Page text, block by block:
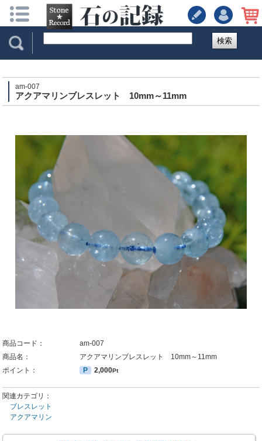
検索
am-007
アクアマリンブレスレット 10mm～11mm
商品コード：
am-007
商品名：
アクアマリンブレスレット 10mm～11mm
ポイント：
P 2,000Pt
関連カテゴリ：
ブレスレット
アクアマリン